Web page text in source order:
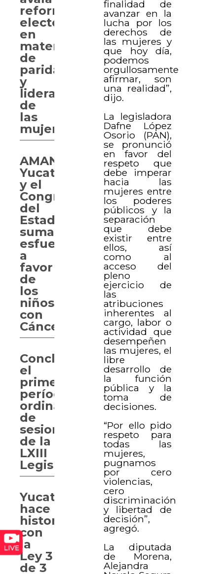
finalidad de
avanzar en la
lucha por los
derechos de
las mujeres y
que hoy día,
podemos
orgullosamente
afirmar, son
una realidad”,
dijo.
La legisladora
Dafne López
Osorio (PAN),
se pronunció
en favor del
respeto que
debe imperar
hacia las
mujeres entre
los poderes
públicos y la
separación
que debe
existir entre
ellos, así
como al
acceso del
pleno
ejercicio de
las
atribuciones
inherentes al
cargo, labor o
actividad que
desempeñen
las mujeres, el
libre
desarrollo de
la función
pública y la
toma de
decisiones.
“Por ello pido
respeto para
todas las
mujeres,
pugnamos
por cero
violencias,
cero
discriminación
y libertad de
decisión”,
agregó.
La diputada
de Morena,
Alejandra
reformas
electorales
en
materia
de
paridad
y
liderazgo
de
las
mujeres
AMANC
Yucatán
y el
Congreso
del
Estado
suman
esfuerzos
a
favor
de
los
niños
con
Cáncer
Concluye
el
primer
período
ordinario
de
sesiones
de la
LXIII
Legislatura
Yucatán
hace
historia
con
la
Ley 3
de 3